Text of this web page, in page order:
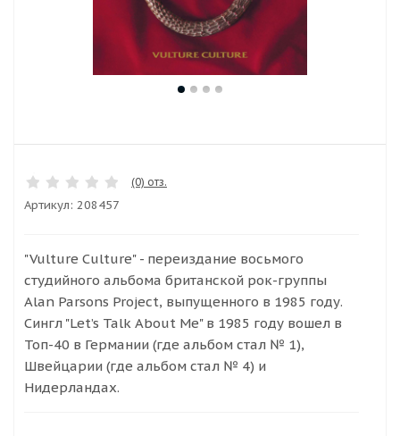
(0) отз.
Артикул: 208457
"Vulture Culture" - переиздание восьмого
студийного альбома британской рок-группы
Alan Parsons Project, выпущенного в 1985 году.
Сингл "Let’s Talk About Me" в 1985 году вошел в
Топ-40 в Германии (где альбом стал № 1),
Швейцарии (где альбом стал № 4) и
Нидерландах.